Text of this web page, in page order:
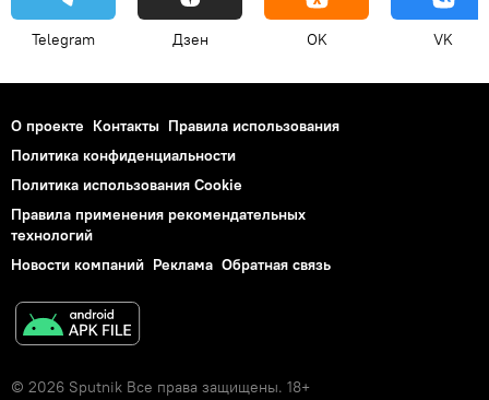
Telegram Дзен OK VK
О проекте Контакты Правила использования
Политика конфиденциальности
Политика использования Cookie
Правила применения рекомендательных
технологий
Новости компаний Реклама Обратная связь
© 2026 Sputnik Все права защищены. 18+